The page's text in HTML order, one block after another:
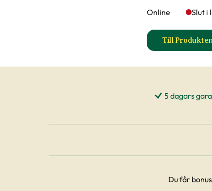
Online
Slut i
Till
till
5 dagars
Du får